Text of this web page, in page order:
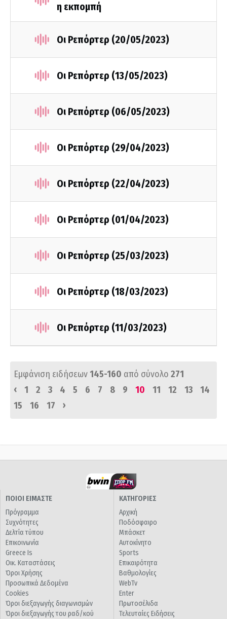
η εκπομπή
Οι Ρεπόρτερ (20/05/2023)
Οι Ρεπόρτερ (13/05/2023)
Οι Ρεπόρτερ (06/05/2023)
Οι Ρεπόρτερ (29/04/2023)
Οι Ρεπόρτερ (22/04/2023)
Οι Ρεπόρτερ (01/04/2023)
Οι Ρεπόρτερ (25/03/2023)
Οι Ρεπόρτερ (18/03/2023)
Οι Ρεπόρτερ (11/03/2023)
Εμφάνιση ειδήσεων145-160 από σύνολο 271
‹
1 2 3 4 5 6 7 8 9 10 11 12 13
14
15
16 17 ›
ΠΟΙΟΙ ΕΙΜΑΣΤΕ
Πρόγραμμα
Συχνότητες
Δελτία τύπου
Επικοινωνία
Greece Is
Οικ. Καταστάσεις
Όροι Χρήσης
Προσωπικά Δεδομένα
Cookies
Όροι διεξαγωγής διαγωνισμών
Όροι διεξαγωγής του ραδ/κού
ΚΑΤΗΓΟΡΙΕΣ
Αρχική
Ποδόσφαιρο
Μπάσκετ
Αυτοκίνητο
Sports
Επικαιρότητα
Βαθμολογίες
WebTv
Enter
Πρωτοσέλιδα
Τελευταίες Ειδήσεις